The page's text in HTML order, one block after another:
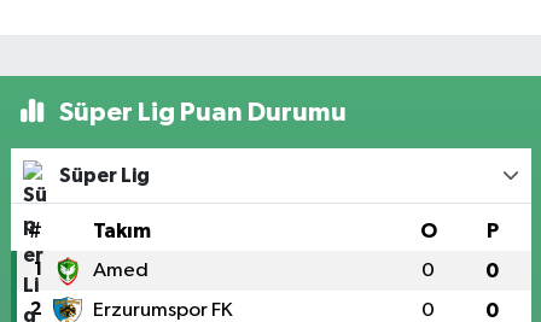
Süper Lig Puan Durumu
Süper Lig
# Takım O P
1 Amed 0 0
2 Erzurumspor FK 0 0